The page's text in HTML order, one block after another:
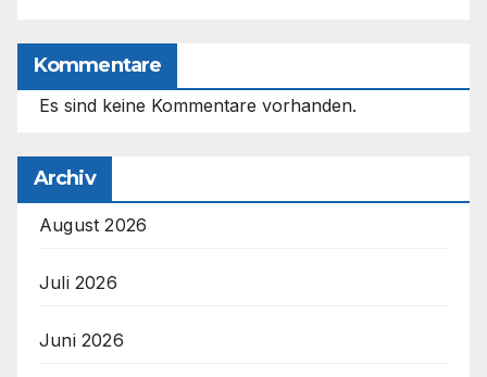
Kommentare
Es sind keine Kommentare vorhanden.
Archiv
August 2026
Juli 2026
Juni 2026